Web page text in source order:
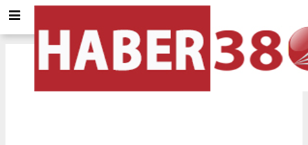
Rizeiçin Tol ve Trafik durumu